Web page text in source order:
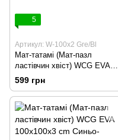
5
Артикул: W-100х2 Gre/Bl
Мат-татамі (Мат-пазл
ластівчин хвіст) WCG EVA
100х100х2 cm Зелено-чорний
599 грн